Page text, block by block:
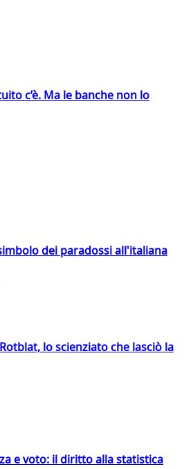
c’è. Ma le banche non lo
dei paradossi all'italiana
lo scienziato che lasciò la
e voto: il diritto alla statistica